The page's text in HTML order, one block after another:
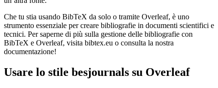
Che tu stia usando BibTeX da solo o tramite Overleaf, è uno
strumento essenziale per creare bibliografie in documenti scientifici e
tecnici. Per saperne di più sulla gestione delle bibliografie con
BibTeX e Overleaf, visita bibtex.eu o consulta la nostra
documentazione!
Usare lo stile besjournals su Overleaf